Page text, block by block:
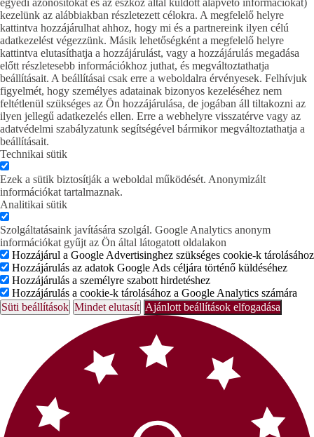
egyedi azonosítókat és az eszköz által küldött alapvető információkat)
kezelünk az alábbiakban részletezett célokra. A megfelelő helyre
kattintva hozzájárulhat ahhoz, hogy mi és a partnereink ilyen célú
adatkezelést végezzünk. Másik lehetőségként a megfelelő helyre
kattintva elutasíthatja a hozzájárulást, vagy a hozzájárulás megadása
előtt részletesebb információkhoz juthat, és megváltoztathatja
beállításait. A beállításai csak erre a weboldalra érvényesek. Felhívjuk
figyelmét, hogy személyes adatainak bizonyos kezeléséhez nem
feltétlenül szükséges az Ön hozzájárulása, de jogában áll tiltakozni az
ilyen jellegű adatkezelés ellen. Erre a webhelyre visszatérve vagy az
adatvédelmi szabályzatunk segítségével bármikor megváltoztathatja a
beállításait.
Technikai sütik
Ezek a sütik biztosítják a weboldal működését. Anonymizált
információkat tartalmaznak.
Analitikai sütik
Szolgáltatásaink javítására szolgál. Google Analytics anonym
információkat gyűjt az Ön által látogatott oldalakon
Hozzájárul a Google Advertisinghez szükséges cookie-k tárolásához
Hozzájárulás az adatok Google Ads céljára történő küldéséhez
Hozzájárulás a személyre szabott hirdetéshez
Hozzájárulás a cookie-k tárolásához a Google Analytics számára
Süti beállítások Mindet elutasít Ajánlott beállítások elfogadása